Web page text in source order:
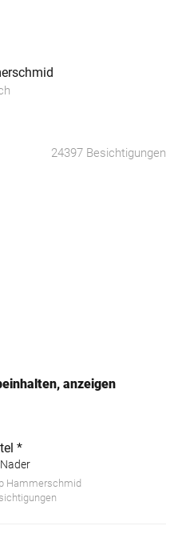
24397 Besichtigungen
anzeigen
*
Hammerschmid